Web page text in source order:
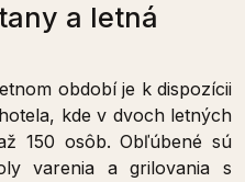
a letná
období je k dispozícii
kde v dvoch letných
150 osôb. Obľúbené sú
varenia a grilovania s